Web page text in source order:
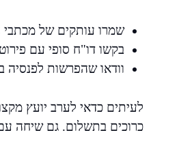
שמרו עותקים של מכתבי
בקשו דו"ח סופי עם
וודאו שהפרשות
לעיתים כדאי לערב יועץ
כרוכים בתשלום. גם שיחה